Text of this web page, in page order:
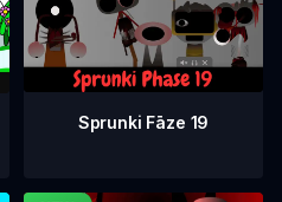
Sprunki Fāze 19